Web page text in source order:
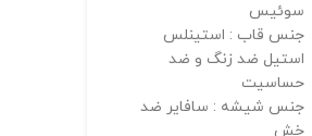
سوئیس
جنس قاب : استینلس
استیل ضد زنگ و ضد
حساسیت
جنس شیشه : سافایر ضد
خش